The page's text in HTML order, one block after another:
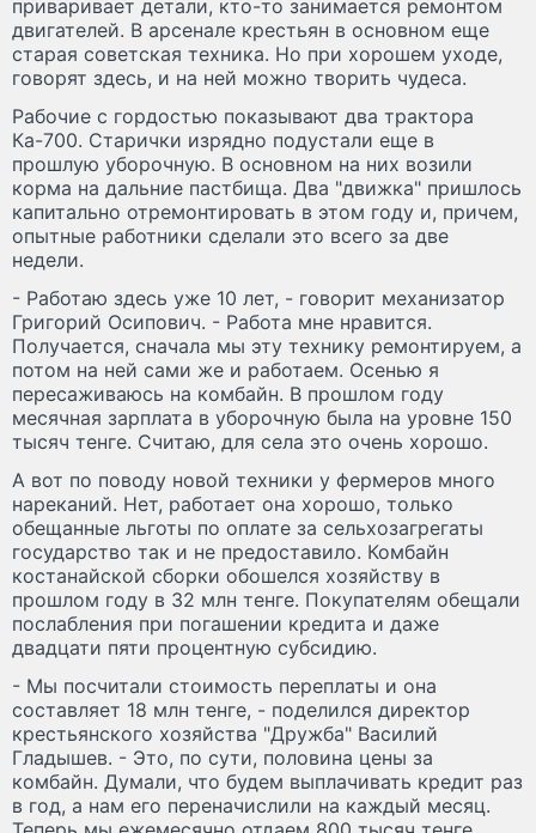
приваривает детали, кто-то занимается ремонтом
двигателей. В арсенале крестьян в основном еще
старая советская техника. Но при хорошем уходе,
говорят здесь, и на ней можно творить чудеса.
Рабочие с гордостью показывают два трактора
Ка-700. Старички изрядно подустали еще в
прошлую уборочную. В основном на них возили
корма на дальние пастбища. Два "движка" пришлось
капитально отремонтировать в этом году и, причем,
опытные работники сделали это всего за две
недели.
- Работаю здесь уже 10 лет, - говорит механизатор
Григорий Осипович. - Работа мне нравится.
Получается, сначала мы эту технику ремонтируем, а
потом на ней сами же и работаем. Осенью я
пересаживаюсь на комбайн. В прошлом году
месячная зарплата в уборочную была на уровне 150
тысяч тенге. Считаю, для села это очень хорошо.
А вот по поводу новой техники у фермеров много
нареканий. Нет, работает она хорошо, только
обещанные льготы по оплате за сельхозагрегаты
государство так и не предоставило. Комбайн
костанайской сборки обошелся хозяйству в
прошлом году в 32 млн тенге. Покупателям обещали
послабления при погашении кредита и даже
двадцати пяти процентную субсидию.
- Мы посчитали стоимость переплаты и она
составляет 18 млн тенге, - поделился директор
крестьянского хозяйства "Дружба" Василий
Гладышев. - Это, по сути, половина цены за
комбайн. Думали, что будем выплачивать кредит раз
в год, а нам его переначислили на каждый месяц.